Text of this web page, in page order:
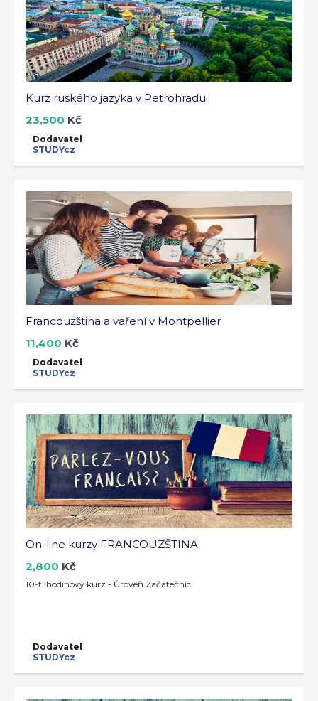
Kurz ruského jazyka v Petrohradu
23,500 Kč
Dodavatel
STUDYcz
Francouzština a vaření v Montpellier
11,400 Kč
Dodavatel
STUDYcz
On-line kurzy FRANCOUZŠTINA
2,800 Kč
10-ti hodinový kurz - Úroveň Začátečníci
Dodavatel
STUDYcz